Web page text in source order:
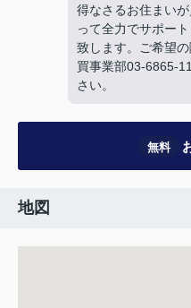
得なさるお住まい
って全力でサポー
致します。ご希望
買事業部03-6865-
さい。
無料
地図